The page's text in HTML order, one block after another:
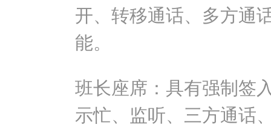
开、转移通话、多方通
能。
班长座席：具有强制签
示忙、监听、三方通话